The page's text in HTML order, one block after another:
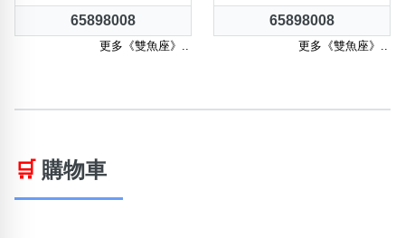
65898008
更多《雙魚座》..
65898008
更多《雙魚座》..
🛒 購物車